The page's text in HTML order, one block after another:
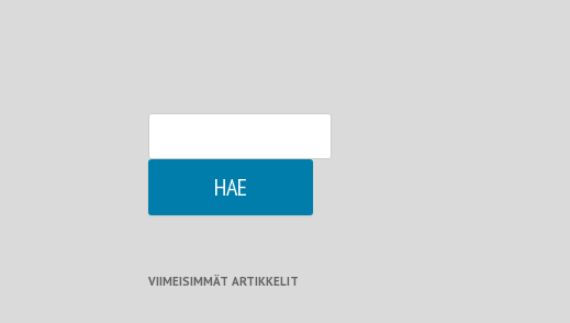
VIIMEISIMMÄT ARTIKKELIT